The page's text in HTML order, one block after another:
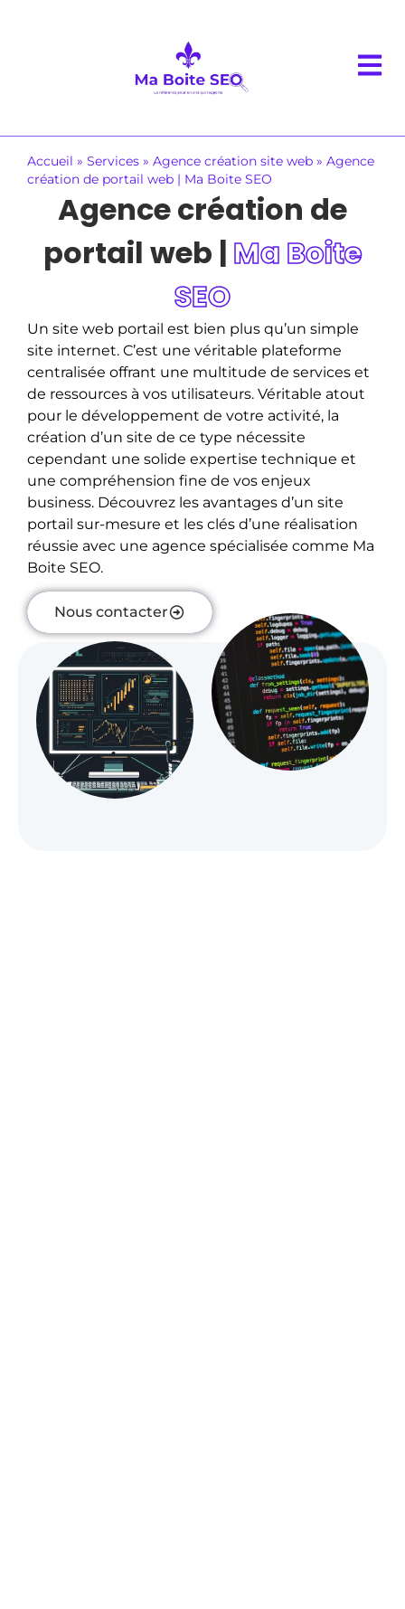
Accueil » Services » Agence création site web » Agence
création de portail web | Ma Boite SEO
Agence création de
portail web | Ma Boite
SEO
Un site web portail est bien plus qu’un simple
site internet. C’est une véritable plateforme
centralisée offrant une multitude de services et
de ressources à vos utilisateurs. Véritable atout
pour le développement de votre activité, la
création d’un site de ce type nécessite
cependant une solide expertise technique et
une compréhension fine de vos enjeux
business. Découvrez les avantages d’un site
portail sur-mesure et les clés d’une réalisation
réussie avec une agence spécialisée comme Ma
Boite SEO.
Nous contacter